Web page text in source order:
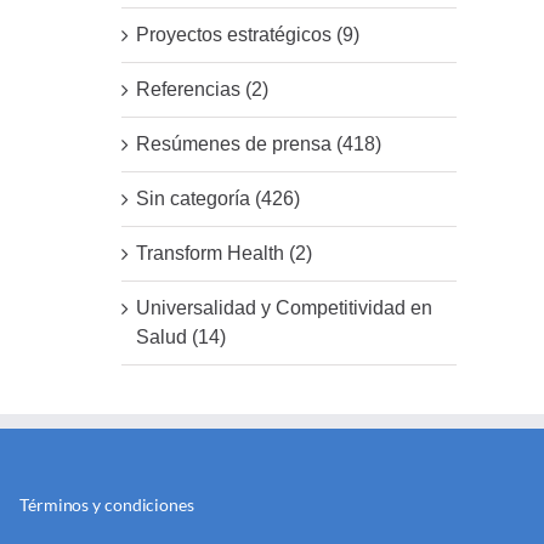
Proyectos estratégicos (9)
Referencias (2)
Resúmenes de prensa (418)
Sin categoría (426)
Transform Health (2)
Universalidad y Competitividad en
Salud (14)
Términos y condiciones